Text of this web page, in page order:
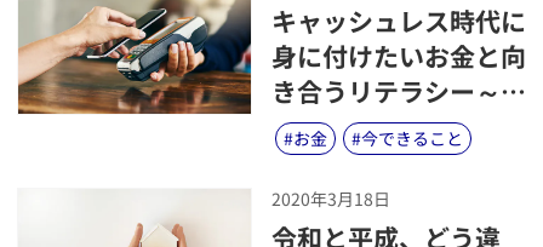
​キャッシュレス時代に
身に付けたいお金と向
き合うリテラシー～つ
かい過ぎ防止の手段は
レコーディングと行動
のきっかけを把握する
こと～
#お金 #今できること
2020年3月18日
​令和と平成、どう違